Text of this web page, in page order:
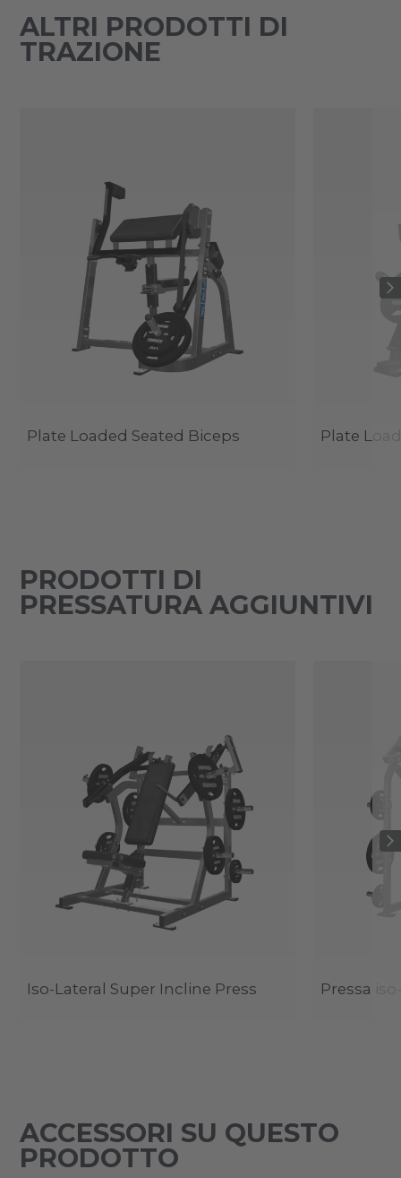
ALTRI PRODOTTI DI
TRAZIONE
Plate Loaded Seated Biceps Plate
PRODOTTI DI
PRESSATURA AGGIUNTIVI
Iso-Lateral Super Incline Press Pressa
ACCESSORI SU QUESTO
PRODOTTO